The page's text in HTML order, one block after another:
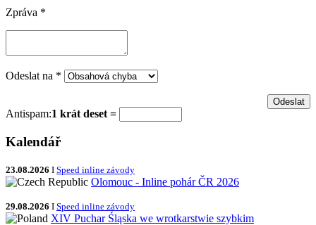
Zpráva *
Odeslat na *
Antispam:1 krát deset =
Kalendář
23.08.2026 I Speed inline závody
Olomouc - Inline pohár ČR 2026
29.08.2026 I Speed inline závody
XIV Puchar Śląska we wrotkarstwie szybkim